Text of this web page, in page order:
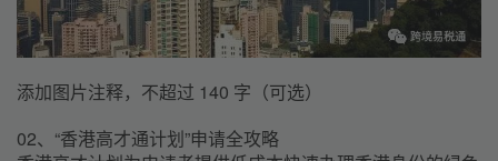
添加图片注释，不超过 140 字（可选）
02、“香港高才通计划”申请全攻略